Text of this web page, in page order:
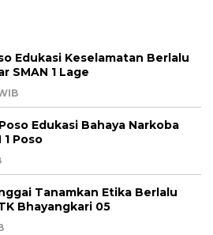
Edukasi Keselamatan Berlalu
SMAN 1 Lage
Edukasi Bahaya Narkoba
1 Poso
Tanamkan Etika Berlalu
Bhayangkari 05